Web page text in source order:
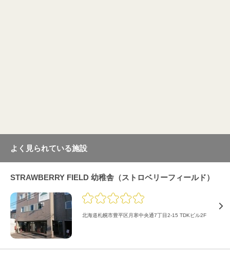
よく見られている施設
STRAWBERRY FIELD 幼稚舎（ストロベリーフィールド）
北海道札幌市豊平区月寒中央通7丁目2-15 TDKビル2F